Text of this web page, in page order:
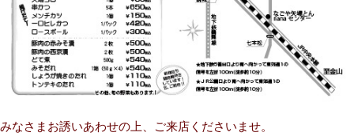
みなさまお誘いあわせの上、ご来店くださいませ。